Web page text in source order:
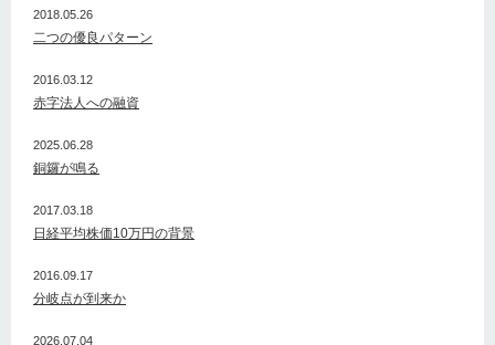
2018.05.26
二つの優良パターン
2016.03.12
赤字法人への融資
2025.06.28
銅鑼が鳴る
2017.03.18
日経平均株価10万円の背景
2016.09.17
分岐点が到来か
2026.07.04